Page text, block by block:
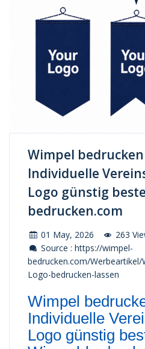
Wimpel bedrucken
Individuelle
Logo günstig
bedrucken.com
01 May, 2026
263
Source : https://wimpel-
bedrucken.com/
Logo-bedrucken-lassen
Wimpel
Individuelle
Logo günstig